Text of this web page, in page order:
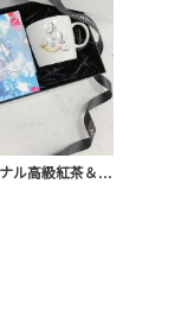
オリジナル高級紅茶＆マグカップ ギフト【AT-GF-02】ギフトセット/プレゼント/内祝い/結婚式/ハーブティー/高品質/マグカップ/食器/記念日/お返し/手土産/美容/おしゃれ